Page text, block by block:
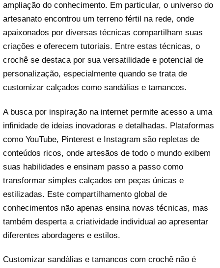
ampliação do conhecimento. Em particular, o universo do
artesanato encontrou um terreno fértil na rede, onde
apaixonados por diversas técnicas compartilham suas
criações e oferecem tutoriais. Entre estas técnicas, o
crochê se destaca por sua versatilidade e potencial de
personalização, especialmente quando se trata de
customizar calçados como sandálias e tamancos.
A busca por inspiração na internet permite acesso a uma
infinidade de ideias inovadoras e detalhadas. Plataformas
como YouTube, Pinterest e Instagram são repletas de
conteúdos ricos, onde artesãos de todo o mundo exibem
suas habilidades e ensinam passo a passo como
transformar simples calçados em peças únicas e
estilizadas. Este compartilhamento global de
conhecimentos não apenas ensina novas técnicas, mas
também desperta a criatividade individual ao apresentar
diferentes abordagens e estilos.
Customizar sandálias e tamancos com crochê não é